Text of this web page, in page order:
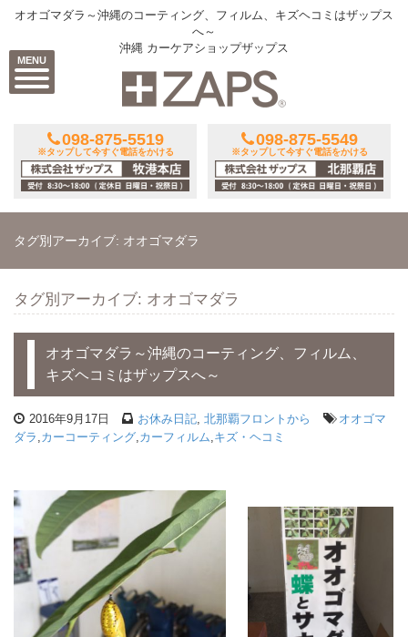
MENU
オオゴマダラ～沖縄のコーティング、フィルム、キズヘコミはザップス
へ～
沖縄 カーケアショップザップス
098-875-5519
※タップして今すぐ電話をかける
098-875-5549
※タップして今すぐ電話をかける
タグ別アーカイブ: オオゴマダラ
タグ別アーカイブ: オオゴマダラ
オオゴマダラ～沖縄のコーティング、フィルム、
キズヘコミはザップスへ～
2016年9月17日 お休み日記 北那覇フロントから
オオゴマ
ダラ カーコーティング カーフィルム キズ・ヘコミ